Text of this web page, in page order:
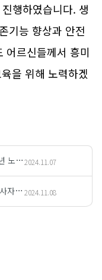
행하였습니다. 생
기능 향상과 안전
어르신들께서 흥미
을 위해 노력하겠
[노인사회활동지원사업]2024년 노인사회활동지원사업 미이수 참여자 추가 안전교육2024.11.07
[노인맞춤돌봄서비스]11월 종사자 월례회의 2024.11.08